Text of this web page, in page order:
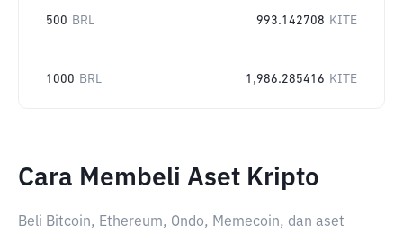
500 BRL 993.142708 KITE
1000 BRL 1,986.285416 KITE
Cara Membeli Aset Kripto
Beli Bitcoin, Ethereum, Ondo, Memecoin, dan aset